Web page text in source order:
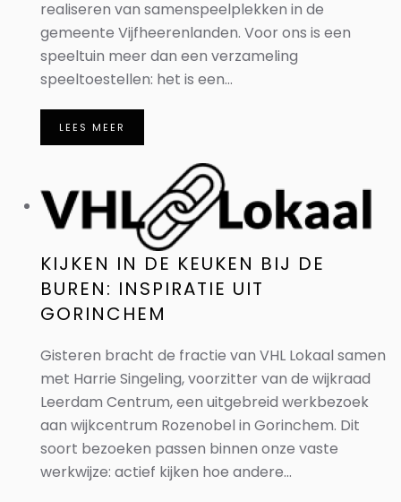
realiseren van samenspeelplekken in de
gemeente Vijfheerenlanden. Voor ons is een
speeltuin meer dan een verzameling
speeltoestellen: het is een...
LEES MEER
KIJKEN IN DE KEUKEN BIJ DE
BUREN: INSPIRATIE UIT
GORINCHEM
Gisteren bracht de fractie van VHL Lokaal samen
met Harrie Singeling, voorzitter van de wijkraad
Leerdam Centrum, een uitgebreid werkbezoek
aan wijkcentrum Rozenobel in Gorinchem. Dit
soort bezoeken passen binnen onze vaste
werkwijze: actief kijken hoe andere...